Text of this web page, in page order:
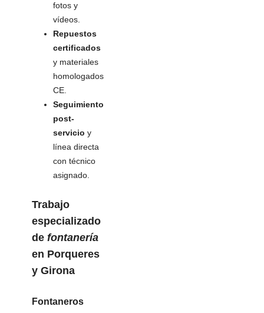
fotos y
vídeos.
Repuestos
certificados
y materiales
homologados
CE.
Seguimiento
post-
servicio y
línea directa
con técnico
asignado.
Trabajo
especializado
de fontanería
en Porqueres
y Girona
Fontaneros